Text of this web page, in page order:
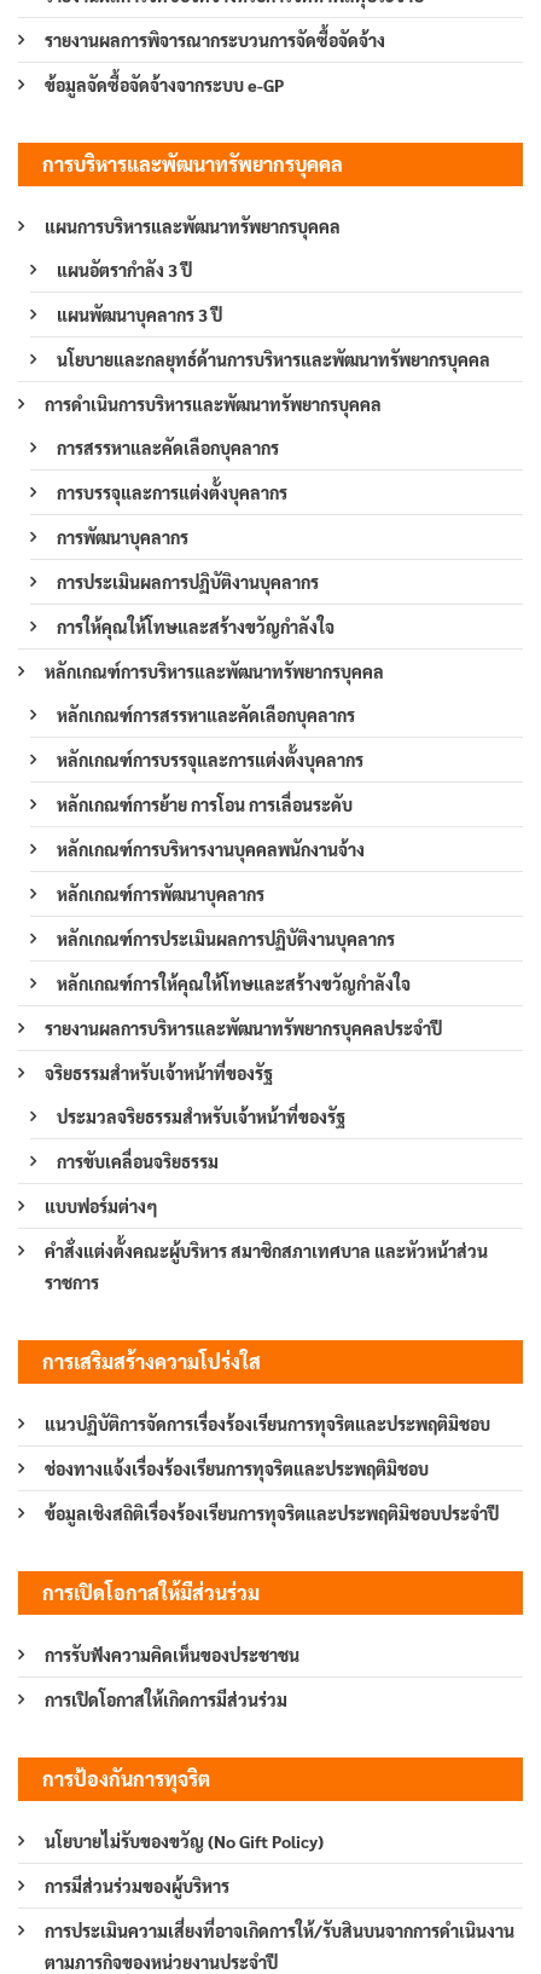
รายงานผลการพิจารณากระบวนการจัดซื้อจัดจ้าง
ข้อมูลจัดซื้อจัดจ้างจากระบบ e-GP
การบริหารและพัฒนาทรัพยากรบุคคล
แผนการบริหารและพัฒนาทรัพยากรบุคคล
แผนอัตรากำลัง 3 ปี
แผนพัฒนาบุคลากร 3 ปี
นโยบายและกลยุทธ์ด้านการบริหารและพัฒนาทรัพยากรบุคคล
การดำเนินการบริหารและพัฒนาทรัพยากรบุคคล
การสรรหาและคัดเลือกบุคลากร
การบรรจุและการแต่งตั้งบุคลากร
การพัฒนาบุคลากร
การประเมินผลการปฏิบัติงานบุคลากร
การให้คุณให้โทษและสร้างขวัญกำลังใจ
หลักเกณฑ์การบริหารและพัฒนาทรัพยากรบุคคล
หลักเกณฑ์การสรรหาและคัดเลือกบุคลากร
หลักเกณฑ์การบรรจุและการแต่งตั้งบุคลากร
หลักเกณฑ์การย้าย การโอน การเลื่อนระดับ
หลักเกณฑ์การบริหารงานบุคคลพนักงานจ้าง
หลักเกณฑ์การพัฒนาบุคลากร
หลักเกณฑ์การประเมินผลการปฏิบัติงานบุคลากร
หลักเกณฑ์การให้คุณให้โทษและสร้างขวัญกำลังใจ
รายงานผลการบริหารและพัฒนาทรัพยากรบุคคลประจำปี
จริยธรรมสำหรับเจ้าหน้าที่ของรัฐ
ประมวลจริยธรรมสำหรับเจ้าหน้าที่ของรัฐ
การขับเคลื่อนจริยธรรม
แบบฟอร์มต่างๆ
คำสั่งแต่งตั้งคณะผู้บริหาร สมาชิกสภาเทศบาล และหัวหน้าส่วน
ราชการ
การเสริมสร้างความโปร่งใส
แนวปฏิบัติการจัดการเรื่องร้องเรียนการทุจริตและประพฤติมิชอบ
ช่องทางแจ้งเรื่องร้องเรียนการทุจริตและประพฤติมิชอบ
ข้อมูลเชิงสถิติเรื่องร้องเรียนการทุจริตและประพฤติมิชอบประจำปี
การเปิดโอกาสให้มีส่วนร่วม
การรับฟังความคิดเห็นของประชาชน
การเปิดโอกาสให้เกิดการมีส่วนร่วม
การป้องกันการทุจริต
นโยบายไม่รับของขวัญ (No Gift Policy)
การมีส่วนร่วมของผู้บริหาร
การประเมินความเสี่ยงที่อาจเกิดการให้/รับสินบนจากการดำเนินงาน
ตามภารกิจของหน่วยงานประจำปี